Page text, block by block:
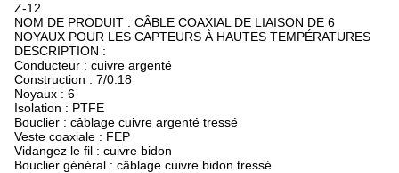
Z-12
NOM DE PRODUIT : CÂBLE COAXIAL DE LIAISON DE 6
NOYAUX POUR LES CAPTEURS À HAUTES TEMPÉRATURES
DESCRIPTION :
Conducteur : cuivre argenté
Construction : 7/0.18
Noyaux : 6
Isolation : PTFE
Bouclier : câblage cuivre argenté tressé
Veste coaxiale : FEP
Vidangez le fil : cuivre bidon
Bouclier général : câblage cuivre bidon tressé